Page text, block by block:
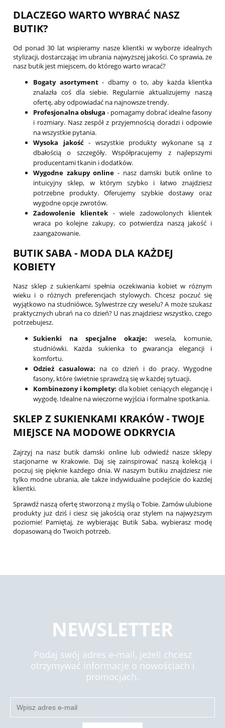
DLACZEGO WARTO WYBRAĆ NASZ
BUTIK?
Od ponad 30 lat wspieramy nasze klientki w wyborze idealnych
stylizacji, dostarczając im ubrania najwyższej jakości. Co sprawia, że
nasz butik jest miejscem, do którego warto wracać?
Bogaty asortyment- dbamy o to, aby każda klientka
znalazła coś dla siebie. Regularnie aktualizujemy naszą
ofertę, aby odpowiadać na najnowsze trendy.
Profesjonalna obsługa - pomagamy dobrać idealne fasony
i rozmiary. Nasz zespół z przyjemnością doradzi i odpowie
na wszystkie pytania.
Wysoka jakość- wszystkie produkty wykonane są z
dbałością o szczegóły. Współpracujemy z najlepszymi
producentami tkanin i dodatków.
Wygodne zakupy online - nasz damski butik online to
intuicyjny sklep, w którym szybko i łatwo znajdziesz
potrzebne produkty. Oferujemy szybkie dostawy oraz
wygodne opcje zwrotów.
Zadowolenie klientek- wiele zadowolonych klientek
wraca po kolejne zakupy, co potwierdza naszą jakość i
zaangażowanie.
BUTIK SABA - MODA DLA KAŻDEJ
KOBIETY
Nasz sklep z sukienkami spełnia oczekiwania kobiet w różnym
wieku i o różnych preferencjach stylowych. Chcesz poczuć się
wyjątkowo na studniówce, Sylwestrze czy weselu? A może szukasz
praktycznych ubrań na co dzień? U nas znajdziesz wszystko, czego
potrzebujesz.
Sukienki na specjalne okazje: wesela, komunie,
studniówki. Każda sukienka to gwarancja elegancji i
komfortu.
Odzież casualowa: na co dzień i do pracy. Wygodne
fasony, które świetnie sprawdzą się w każdej sytuacji.
Kombinezony i komplety: dla kobiet ceniących elegancję i
wygodę. Idealne na wieczorne wyjścia i formalne spotkania.
SKLEP Z SUKIENKAMI KRAKÓW - TWOJE
MIEJSCE NA MODOWE ODKRYCIA
Zajrzyj na nasz butik damski online lub odwiedź nasze sklepy
stacjonarne w Krakowie. Daj się zainspirować naszą kolekcją i
poczuj się pięknie każdego dnia. W naszym butiku znajdziesz nie
tylko modne ubrania, ale także indywidualne podejście do każdej
klientki.
Sprawdź naszą ofertę stworzoną z myślą o Tobie. Zamów ulubione
produkty już dziś i ciesz się jakością oraz stylem na najwyższym
poziomie! Pamiętaj, że wybierając Butik Saba, wybierasz modę
dopasowaną do Twoich potrzeb.
NEWSLETTER
Podaj swój adres e-mail, jeżeli chcesz
otrzymywać informacje o nowościach i
promocjach.